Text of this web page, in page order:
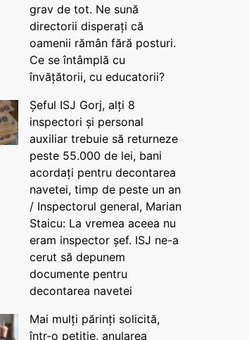
grav de tot. Ne sună
directorii disperați că
oamenii rămân fără posturi.
Ce se întâmplă cu
învățătorii, cu educatorii?
Șeful ISJ Gorj, alți 8
inspectori și personal
auxiliar trebuie să returneze
peste 55.000 de lei, bani
acordați pentru decontarea
navetei, timp de peste un an
/ Inspectorul general, Marian
Staicu: La vremea aceea nu
eram inspector șef. ISJ ne-a
cerut să depunem
documente pentru
decontarea navetei
Mai mulți părinți solicită,
într-o petiție, anularea